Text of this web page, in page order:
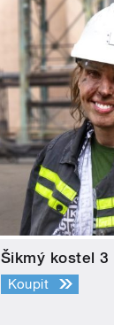
Šikmý kostel 3
Koupit